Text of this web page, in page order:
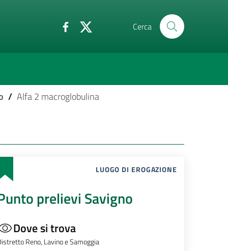
Cerca
/ Alfa 2 macroglobulina
LUOGO DI EROGAZIONE
prelievi Savigno
Dove si trova
Reno, Lavino e Samoggia